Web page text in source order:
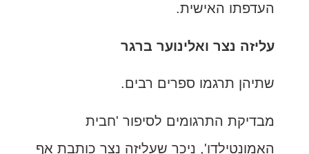
העדפתו האישית.
עליזה נצר ואלינוער ברגר
שתיהן תרגמו ספרים רבים.
מבדיקת התרגומים לסיפור 'חבית
האמונטילדו', ניכר שעליזה נצר כותבת אף